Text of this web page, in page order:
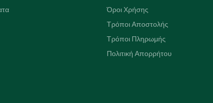
Όροι Χρήσης
Τρόποι Αποστολής
Τρόποι Πληρωμής
Πολιτική Απορρήτου